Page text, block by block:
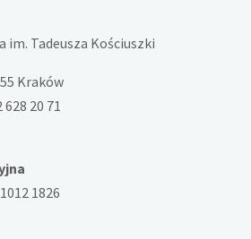
Tadeusza Kościuszki
Kraków
20 71
1826